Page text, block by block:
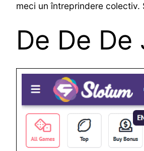
meci un întreprindere
De De De